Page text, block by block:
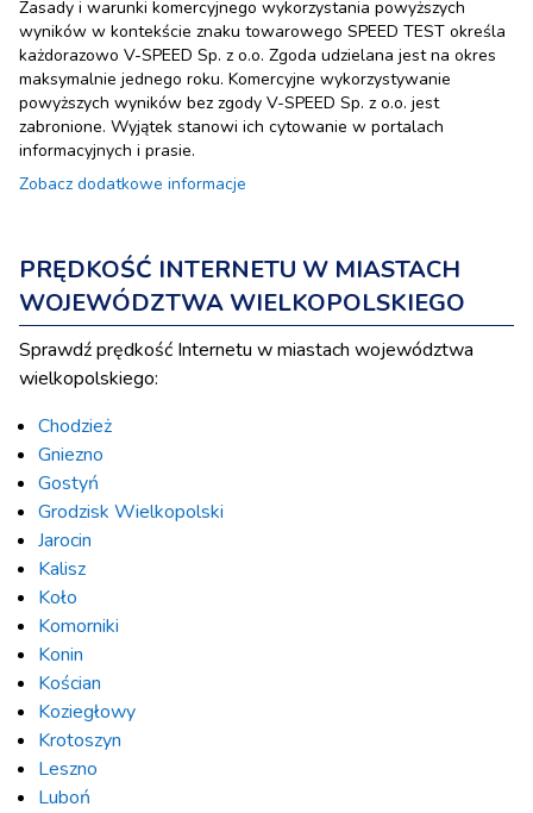
Zasady i warunki komercyjnego wykorzystania powyższych
wyników w kontekście znaku towarowego SPEED TEST określa
każdorazowo V-SPEED Sp. z o.o. Zgoda udzielana jest na okres
maksymalnie jednego roku. Komercyjne wykorzystywanie
powyższych wyników bez zgody V-SPEED Sp. z o.o. jest
zabronione. Wyjątek stanowi ich cytowanie w portalach
informacyjnych i prasie.
Zobacz dodatkowe informacje
PRĘDKOŚĆ INTERNETU W MIASTACH
WOJEWÓDZTWA WIELKOPOLSKIEGO
Sprawdź prędkość Internetu w miastach województwa
wielkopolskiego:
Chodzież
Gniezno
Gostyń
Grodzisk Wielkopolski
Jarocin
Kalisz
Koło
Komorniki
Konin
Kościan
Koziegłowy
Krotoszyn
Leszno
Luboń